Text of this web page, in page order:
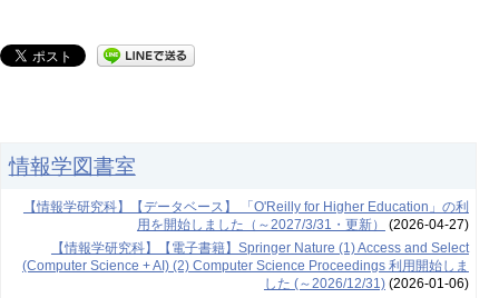
情報学図書室
【情報学研究科】【データベース】 「O'Reilly for Higher Education」の利
用を開始しました（～2027/3/31・更新）
(2026-04-27)
【情報学研究科】【電子書籍】Springer Nature (1) Access and Select
(Computer Science + AI) (2) Computer Science Proceedings 利用開始しま
した (～2026/12/31)(2026-01-06)